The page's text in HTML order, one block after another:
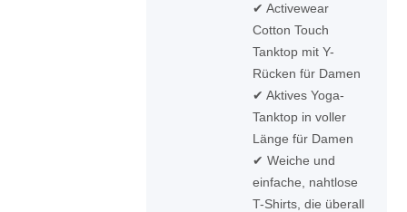
✔ Activewear
Cotton Touch
Tanktop mit Y-
Rücken für Damen
✔ Aktives Yoga-
Tanktop in voller
Länge für Damen
✔ Weiche und
einfache, nahtlose
T-Shirts, die überall